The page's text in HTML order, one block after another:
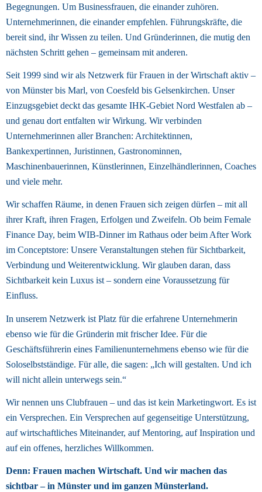
Begegnungen. Um Businessfrauen, die einander zuhören.
Unternehmerinnen, die einander empfehlen. Führungskräfte, die
bereit sind, ihr Wissen zu teilen. Und Gründerinnen, die mutig den
nächsten Schritt gehen – gemeinsam mit anderen.
Seit 1999 sind wir als Netzwerk für Frauen in der Wirtschaft aktiv –
von Münster bis Marl, von Coesfeld bis Gelsenkirchen. Unser
Einzugsgebiet deckt das gesamte IHK-Gebiet Nord Westfalen ab –
und genau dort entfalten wir Wirkung. Wir verbinden
Unternehmerinnen aller Branchen: Architektinnen,
Bankexpertinnen, Juristinnen, Gastronominnen,
Maschinenbauerinnen, Künstlerinnen, Einzelhändlerinnen, Coaches
und viele mehr.
Wir schaffen Räume, in denen Frauen sich zeigen dürfen – mit all
ihrer Kraft, ihren Fragen, Erfolgen und Zweifeln. Ob beim Female
Finance Day, beim WIB-Dinner im Rathaus oder beim After Work
im Conceptstore: Unsere Veranstaltungen stehen für Sichtbarkeit,
Verbindung und Weiterentwicklung. Wir glauben daran, dass
Sichtbarkeit kein Luxus ist – sondern eine Voraussetzung für
Einfluss.
In unserem Netzwerk ist Platz für die erfahrene Unternehmerin
ebenso wie für die Gründerin mit frischer Idee. Für die
Geschäftsführerin eines Familienunternehmens ebenso wie für die
Soloselbstständige. Für alle, die sagen: „Ich will gestalten. Und ich
will nicht allein unterwegs sein.“
Wir nennen uns Clubfrauen – und das ist kein Marketingwort. Es ist
ein Versprechen. Ein Versprechen auf gegenseitige Unterstützung,
auf wirtschaftliches Miteinander, auf Mentoring, auf Inspiration und
auf ein offenes, herzliches Willkommen.
Denn: Frauen machen Wirtschaft. Und wir machen das
sichtbar – in Münster und im ganzen Münsterland.